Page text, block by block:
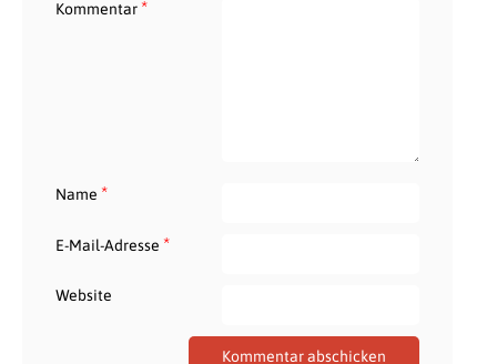
Kommentar*
Name *
E-Mail-Adresse *
Website